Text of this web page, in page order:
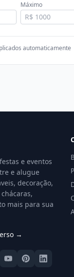
Máximo
automaticamente
e eventos
e alugue
decoração,
mais para sua
→